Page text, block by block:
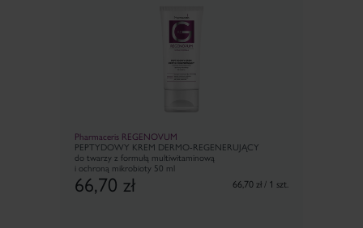
Pharmaceris REGENOVUM
PEPTYDOWY KREM DERMO-REGENERUJĄCY
do twarzy z formułą multiwitaminową
i ochroną mikrobioty 50 ml
66,70 zł 66,70 zł / 1 szt.